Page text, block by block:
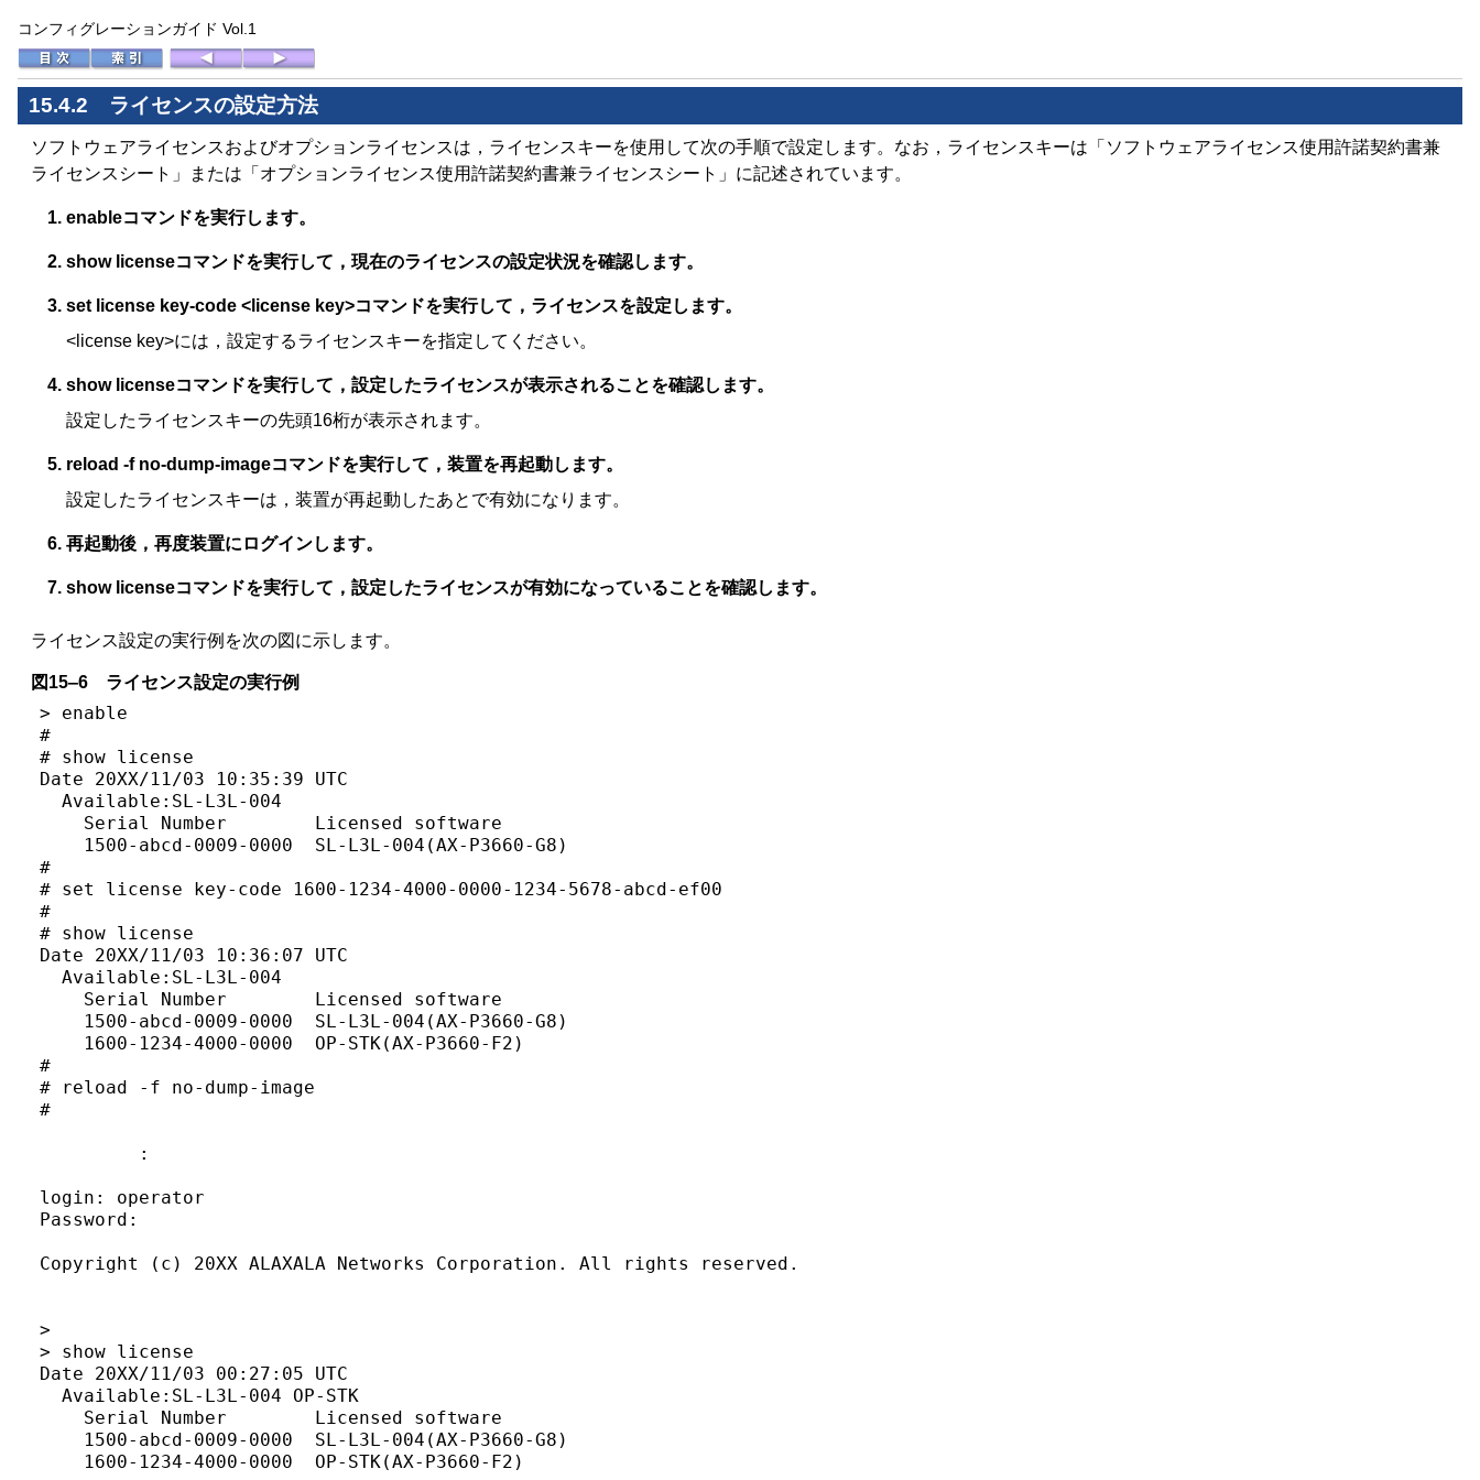
コンフィグレーションガイド Vol.1
15.4.2 ライセンスの設定方法
ソフトウェアライセンスおよびオプションライセンスは，ライセンスキーを使用して次の手順で設定します。なお，ライセンスキーは「ソフトウェアライセンス使用許諾契約書兼
ライセンスシート」または「オプションライセンス使用許諾契約書兼ライセンスシート」に記述されています。
enableコマンドを実行します。
show licenseコマンドを実行して，現在のライセンスの設定状況を確認します。
set license key-code <license key>コマンドを実行して，ライセンスを設定します。
<license key>には，設定するライセンスキーを指定してください。
show licenseコマンドを実行して，設定したライセンスが表示されることを確認します。
設定したライセンスキーの先頭16桁が表示されます。
reload -f no-dump-imageコマンドを実行して，装置を再起動します。
設定したライセンスキーは，装置が再起動したあとで有効になります。
再起動後，再度装置にログインします。
show licenseコマンドを実行して，設定したライセンスが有効になっていることを確認します。
ライセンス設定の実行例を次の図に示します。
図15‒6 ライセンス設定の実行例
> enable
#
# show license
Date 20XX/11/03 10:35:39 UTC
  Available:SL-L3L-004
    Serial Number        Licensed software
    1500-abcd-0009-0000  SL-L3L-004(AX-P3660-G8)
#
# set license key-code 1600-1234-4000-0000-1234-5678-abcd-ef00
#
# show license
Date 20XX/11/03 10:36:07 UTC
  Available:SL-L3L-004
    Serial Number        Licensed software
    1500-abcd-0009-0000  SL-L3L-004(AX-P3660-G8)
    1600-1234-4000-0000  OP-STK(AX-P3660-F2)
#
# reload -f no-dump-image
#
         :
login: operator
Password:
Copyright (c) 20XX ALAXALA Networks Corporation. All rights reserved.
>
> show license
Date 20XX/11/03 00:27:05 UTC
  Available:SL-L3L-004 OP-STK
    Serial Number        Licensed software
    1500-abcd-0009-0000  SL-L3L-004(AX-P3660-G8)
    1600-1234-4000-0000  OP-STK(AX-P3660-F2)